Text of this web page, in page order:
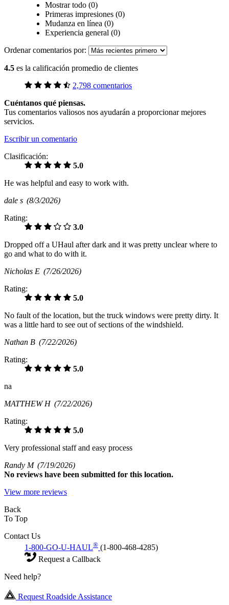
Mostrar todo (0)
Primeras impresiones (0)
Mudanza en línea (0)
Experiencia general (0)
Ordenar comentarios por:
4.5 es la calificación promedio de clientes
2,798 comentarios
Cuéntanos qué piensas.
Tus comentarios valiosos nos ayudarán a proporcionar mejores
servicios.
Escribir un comentario
Clasificación:
5.0
He was helpful and easy to work with.
dale s (8/3/2026)
Rating:
3.0
Dropped off a UHaul after dark and it was pretty unclear where to
go and what to do with it.
Nicholas E (7/26/2026)
Rating:
5.0
No fault of the location, but the truck windows were pretty dirty. It
was a little hard to see out of sections of the windshield.
Nathan B (7/22/2026)
Rating:
5.0
na
MATTHEW H (7/22/2026)
Rating:
5.0
Very professional staff and easy process
Randy M (7/19/2026)
No reviews have been submitted for this location.
View more reviews
Back
To Top
Contact Us
1-800-GO-U-HAUL® (1-800-468-4285)
Request a Callback
Need help?
Request Roadside Assistance